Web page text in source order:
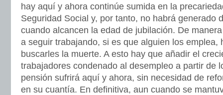
hay aquí y ahora continúe sumida en la
Seguridad Social y, por tanto, no habrá generado
cuando alcancen la edad de jubilación. De
a seguir trabajando, si es que alguien los emplea,
buscarles la muerte. A esto hay que añadir el
trabajadores condenado al desempleo a partir de
pensión sufrirá aquí y ahora, sin necesidad de
en su cuantía. En definitiva, aun cuando se